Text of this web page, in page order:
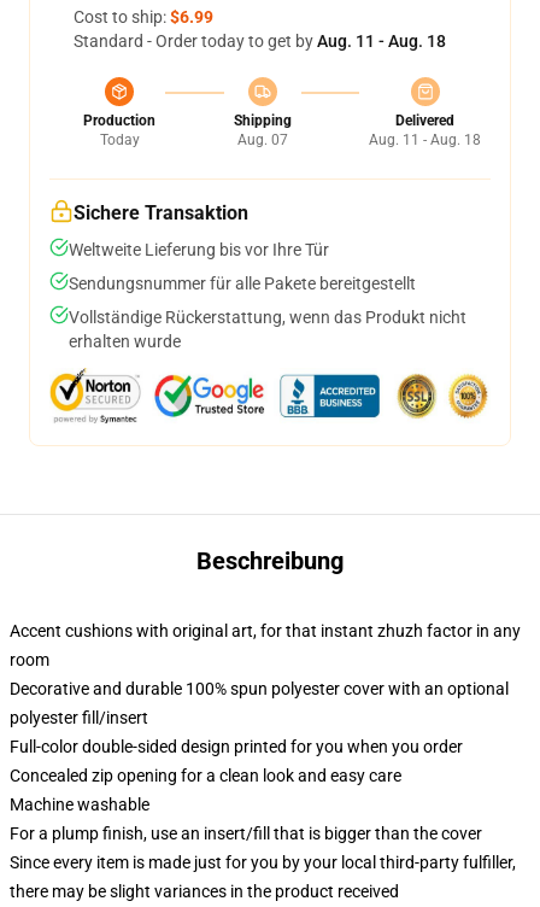
Cost to ship:$6.99
Standard - Order today to get byAug. 11 - Aug. 18
Production
Today
Shipping
Aug. 07
Delivered
Aug. 11 - Aug. 18
Sichere Transaktion
Weltweite Lieferung bis vor Ihre Tür
Sendungsnummer für alle Pakete bereitgestellt
Vollständige Rückerstattung, wenn das Produkt nicht
erhalten wurde
Beschreibung
Accent cushions with original art, for that instant zhuzh factor in any
room
Decorative and durable 100% spun polyester cover with an optional
polyester fill/insert
Full-color double-sided design printed for you when you order
Concealed zip opening for a clean look and easy care
Machine washable
For a plump finish, use an insert/fill that is bigger than the cover
Since every item is made just for you by your local third-party fulfiller,
there may be slight variances in the product received